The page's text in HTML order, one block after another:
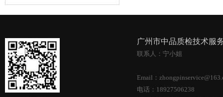
广州市中品质检技术服
联系人：宁小姐
Email：
电话：18927506238